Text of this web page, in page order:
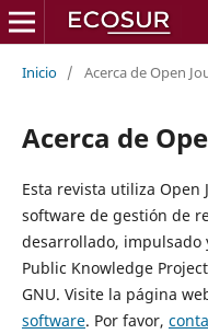
Inicio / Acerca de Open
Acerca de
Esta revista utiliza Open
software de gestión de
desarrollado,
Public Knowledge
GNU. Visite la página
software. Por favor,